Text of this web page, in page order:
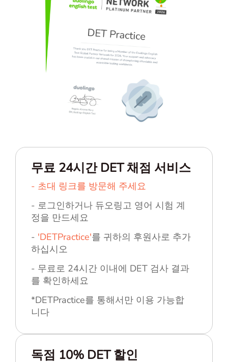
무료 24시간 DET 채점 서비스
- 초대 링크를 방문해 주세요
- 로그인하거나 듀오링고 영어 시험 계
정을 만드세요
- 'DETPractice'를 귀하의 후원사로 추가
하십시오
- 무료로 24시간 이내에 DET 검사 결과
를 확인하세요
*DETPractice를 통해서만 이용 가능합
니다
독점 10% DET 할인